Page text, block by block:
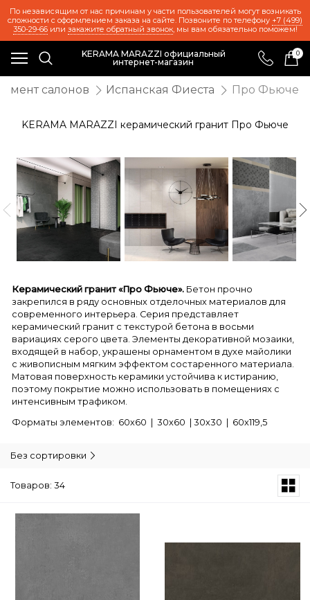
По независящим от нас причинам у части пользователей могут возникать
сложности с оформлением заказа на сайте. Позвоните по телефону +7 (499)
350-29-66или закажите обратный звонок, мы вам обязательно поможем!
KERAMA MARAZZI официальный
интернет-магазин
0
салонов Испанская Фиеста Про Фьюче
KERAMA MARAZZI керамический гранит Про Фьюче
Керамический гранит «Про Фьюче». Бетон прочно
закрепился в ряду основных отделочных материалов для
современного интерьера. Серия представляет
керамический гранит с текстурой бетона в восьми
вариациях серого цвета. Элементы декоративной мозаики,
входящей в набор, украшены орнаментом в духе майолики
с живописным мягким эффектом состаренного материала.
Матовая поверхность керамики устойчива к истиранию,
поэтому покрытие можно использовать в помещениях с
интенсивным трафиком.
Форматы элементов: 60х60 | 30х60 | 30х30 | 60х119,5
Без сортировки
Товаров: 34